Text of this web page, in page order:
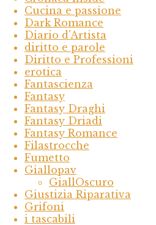
Cucina e passione
Dark Romance
Diario d'Artista
diritto e parole
Diritto e Professioni
erotica
Fantascienza
Fantasy
Fantasy Draghi
Fantasy Driadi
Fantasy Romance
Filastrocche
Fumetto
Giallopav
GiallOscuro
Giustizia Riparativa
Grifoni
i tascabili